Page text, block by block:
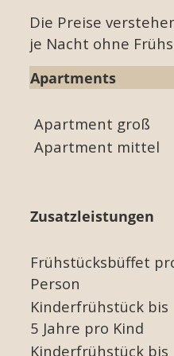
Die Preise
je Nacht ohne
Apartments
Apartment groß
Apartment mittel
Zusatzleistungen
Frühstücksbüffet
Person
Kinderfrühstück bis
5 Jahre pro Kind
Kinderfrühstück bis